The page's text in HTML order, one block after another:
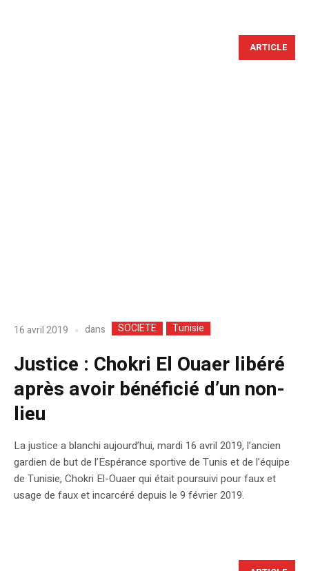
ARTICLE
16 avril 2019 dans SOCIETE Tunisie
Justice : Chokri El Ouaer libéré
après avoir bénéficié d’un non-
lieu
La justice a blanchi aujourd’hui, mardi 16 avril 2019, l’ancien
gardien de but de l’Espérance sportive de Tunis et de l’équipe
de Tunisie, Chokri El-Ouaer qui était poursuivi pour faux et
usage de faux et incarcéré depuis le 9 février 2019.